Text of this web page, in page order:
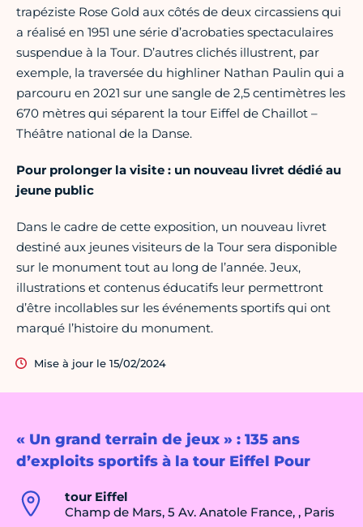
« Un grand terrain de jeux » : 135 ans
d’exploits sportifs à la tour Eiffel Pour
tour Eiffel
Champ de Mars, 5 Av. Anatole France, , Paris
trapéziste Rose Gold aux côtés de deux circassiens qui
a réalisé en 1951 une série d’acrobaties spectaculaires
suspendue à la Tour. D’autres clichés illustrent, par
exemple, la traversée du highliner Nathan Paulin qui a
parcouru en 2021 sur une sangle de 2,5 centimètres les
670 mètres qui séparent la tour Eiffel de Chaillot –
Théâtre national de la Danse.
Pour prolonger la visite : un nouveau livret dédié au
jeune public
Dans le cadre de cette exposition, un nouveau livret
destiné aux jeunes visiteurs de la Tour sera disponible
sur le monument tout au long de l’année. Jeux,
illustrations et contenus éducatifs leur permettront
d’être incollables sur les événements sportifs qui ont
marqué l’histoire du monument.
Mise à jour le 15/02/2024